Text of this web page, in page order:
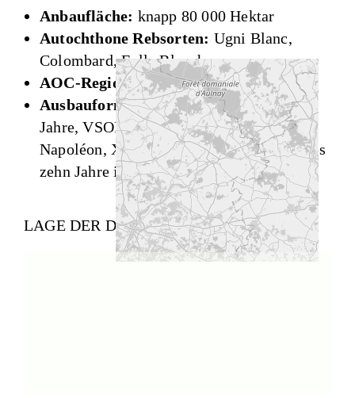
Anbaufläche: knapp 80 000 Hektar
Autochthone Rebsorten: Ugni Blanc,
Colombard, Folle Blanche
AOC-Region: Cognac
Ausbauformen:VS reift mindestens zwei
Jahre, VSOP mindestens vier Jahre und
Napoléon, XO oder Hors d’Age mindestens
zehn Jahre in Eichenfässern.
LAGE DER DISTILLERIE